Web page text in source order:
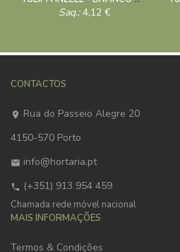
Saq.:4,12 €
CONTACTOS
Rua do Passeio Alegre 20
4150-570 Porto
info@hortaria.pt
(+351) 913 954 459
Chamada rede móvel nacional
MAIS INFORMAÇÕES
Termos & Condições